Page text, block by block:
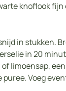
knoflook
in stukken.
in 20
limoensap,
Voeg